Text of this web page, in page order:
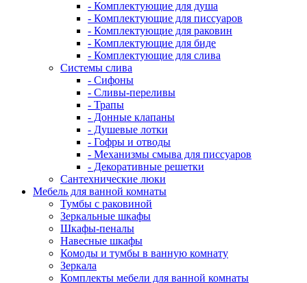
- Комплектующие для душа
- Комплектующие для писсуаров
- Комплектующие для раковин
- Комплектующие для биде
- Комплектующие для слива
Системы слива
- Сифоны
- Сливы-переливы
- Трапы
- Донные клапаны
- Душевые лотки
- Гофры и отводы
- Механизмы смыва для писсуаров
- Декоративные решетки
Сантехнические люки
Мебель для ванной комнаты
Тумбы с раковиной
Зеркальные шкафы
Шкафы-пеналы
Навесные шкафы
Комоды и тумбы в ванную комнату
Зеркала
Комплекты мебели для ванной комнаты